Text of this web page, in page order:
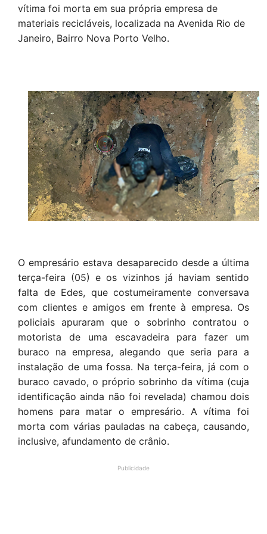
vítima foi morta em sua própria empresa de
materiais recicláveis, localizada na Avenida Rio de
Janeiro, Bairro Nova Porto Velho.
O empresário estava desaparecido desde a última
terça-feira (05) e os vizinhos já haviam sentido
falta de Edes, que costumeiramente conversava
com clientes e amigos em frente à empresa. Os
policiais apuraram que o sobrinho contratou o
motorista de uma escavadeira para fazer um
buraco na empresa, alegando que seria para a
instalação de uma fossa. Na terça-feira, já com o
buraco cavado, o próprio sobrinho da vítima (cuja
identificação ainda não foi revelada) chamou dois
homens para matar o empresário. A vítima foi
morta com várias pauladas na cabeça, causando,
inclusive, afundamento de crânio.
Publicidade